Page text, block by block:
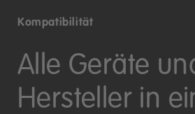
Kompatibilität
Alle Geräte
Hersteller in